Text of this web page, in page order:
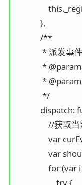
            },
            /**
             * 派发事件
*
*
             */
//
var
for
                    try {